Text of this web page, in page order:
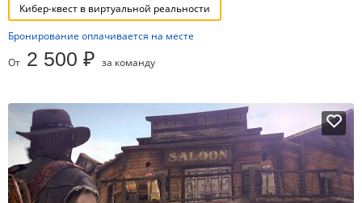
Кибер-квест в виртуальной реальности
Бронирование оплачивается на месте
От 2 500 ₽ за команду